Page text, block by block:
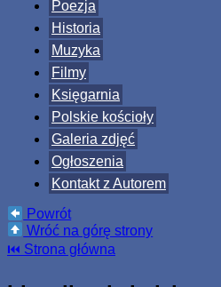
Poezja
Historia
Muzyka
Filmy
Księgarnia
Polskie kościoły
Galeria zdjęć
Ogłoszenia
Kontakt z Autorem
Powrót
Wróć na górę strony
⏮ Strona główna